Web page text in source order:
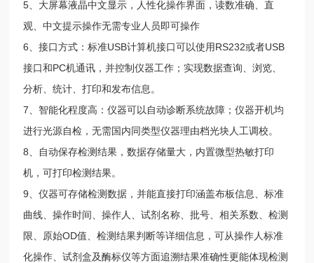
5、大屏幕液晶中文显示，人性化操作界面，读数准确、直
观、中文提示操作无需专业人员即可操作
6、接口方式：标准USB计算机接口可以使用RS232或者USB
接口和PC机通讯，并控制仪器工作；实现数据查询、浏览、
分析、统计、打印和发布信息。
7、智能化程度高：仪器可以自动诊断系统故障；仪器开机均
进行光源自检，无需国内同类型仪器理由档光块人工调校。
8、自动保存检测结果，数据存储量大，内置微型热敏打印
机，可打印检测结果。
9、仪器可存储检测数据，并能直接打印涵盖布板信息、标准
曲线、操作时间、操作人、试剂名称、批号、相关系数、检测
限、原始OD值、检测结果判断等详细信息，可从操作人标准
化操作、试剂盒及酶标仪等方面追溯结果准确性更能体现检测